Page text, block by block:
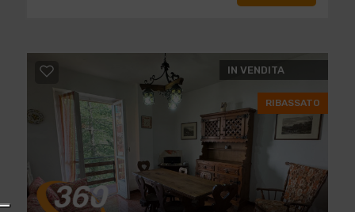
IN VENDITA
RIBASSATO